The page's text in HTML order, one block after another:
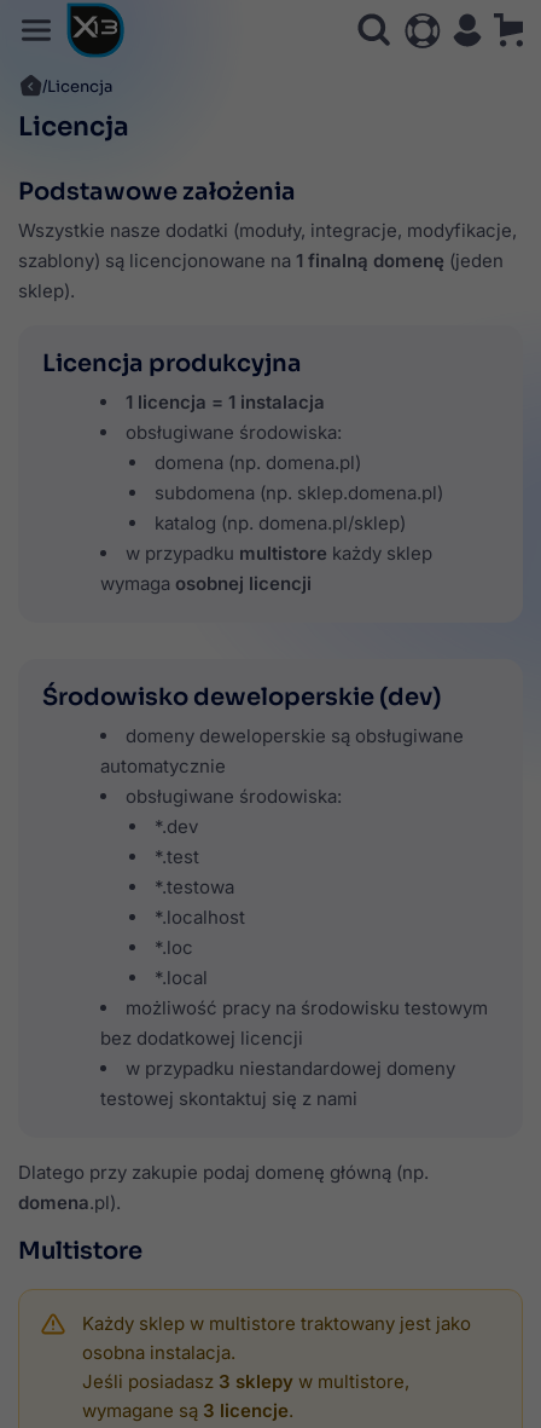
Licencja
Licencja
Podstawowe założenia
Wszystkie nasze dodatki (moduły, integracje, modyfikacje,
szablony) są licencjonowane na 1 finalną domenę (jeden
sklep).
Licencja produkcyjna
1 licencja = 1 instalacja
obsługiwane środowiska:
domena (np. domena.pl)
subdomena (np. sklep.domena.pl)
katalog (np. domena.pl/sklep)
w przypadku multistore każdy sklep
wymaga osobnej licencji
Środowisko deweloperskie (dev)
domeny deweloperskie są obsługiwane
automatycznie
obsługiwane środowiska:
*.dev
*.test
*.testowa
*.localhost
*.loc
*.local
możliwość pracy na środowisku testowym
bez dodatkowej licencji
w przypadku niestandardowej domeny
testowej skontaktuj się z nami
Dlatego przy zakupie podaj domenę główną (np.
domena.pl).
Multistore
Każdy sklep w multistore traktowany jest jako
osobna instalacja.
Jeśli posiadasz 3 sklepy w multistore,
wymagane są 3 licencje.